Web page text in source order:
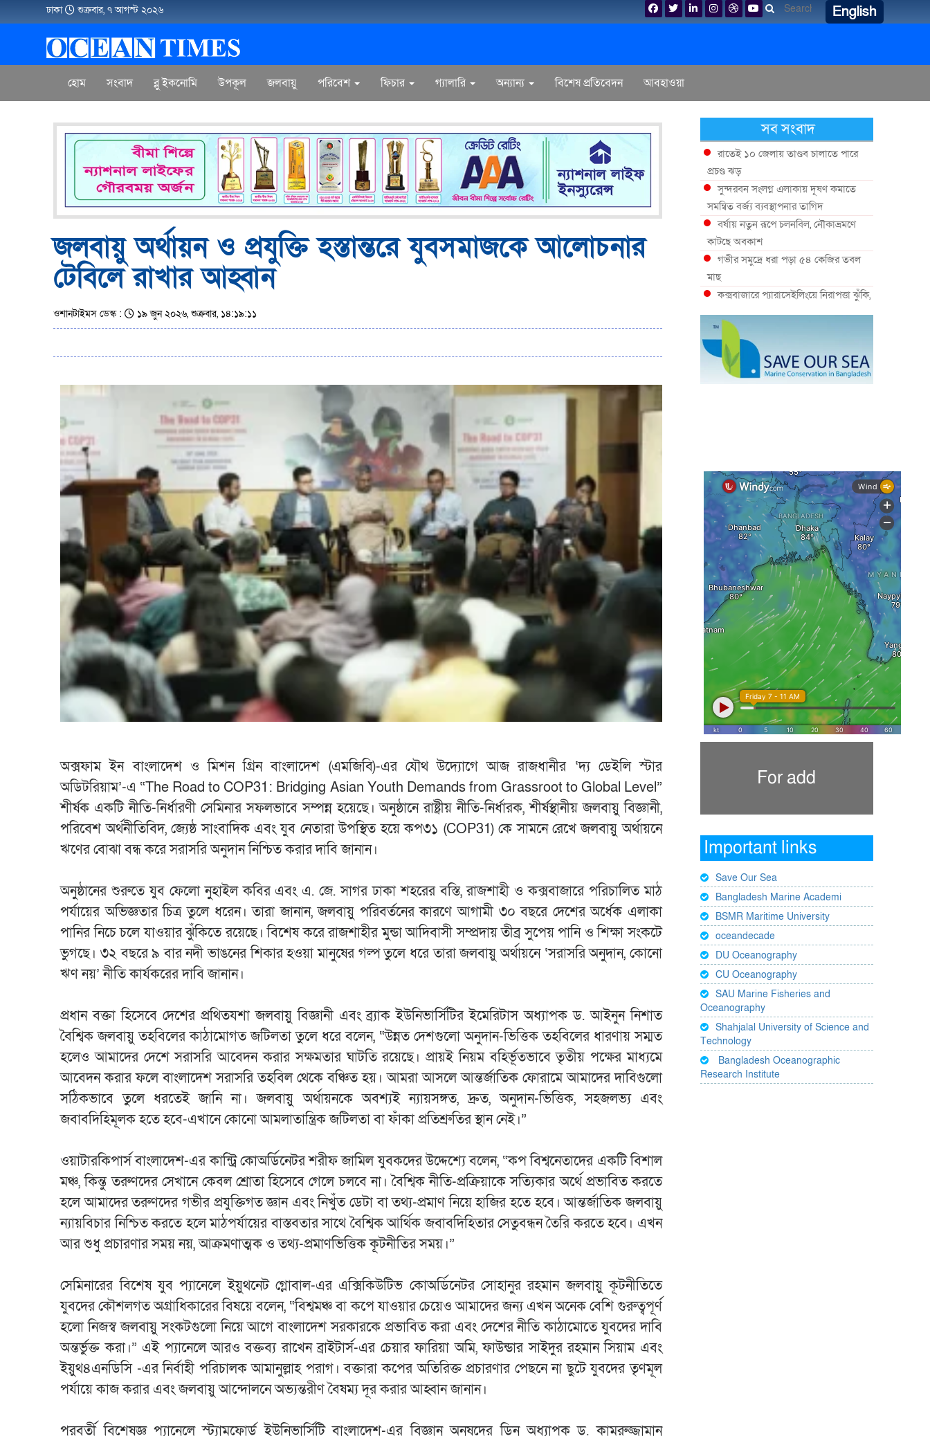
ঢাকা শুক্রবার, ৭ আগস্ট ২০২৬ English
হোম সংবাদ ব্লু ইকনোমি উপকূল জলবায়ু পরিবেশ ফিচার গ্যালারি অন্যান্য বিশেষ প্রতিবেদন আবহাওয়া
জলবায়ু অর্থায়ন ও প্রযুক্তি হস্তান্তরে যুবসমাজকে আলোচনার
টেবিলে রাখার আহ্বান
ওশানটাইমস ডেস্ক : ১৯ জুন ২০২৬, শুক্রবার, ১৪:১৯:১১
অক্সফাম ইন বাংলাদেশ ও মিশন গ্রিন বাংলাদেশ (এমজিবি)-এর যৌথ উদ্যোগে আজ রাজধানীর ‘দ্য ডেইলি স্টার
অডিটরিয়াম’-এ “The Road to COP31: Bridging Asian Youth Demands from Grassroot to Global Level”
শীর্ষক একটি নীতি-নির্ধারণী সেমিনার সফলভাবে সম্পন্ন হয়েছে। অনুষ্ঠানে রাষ্ট্রীয় নীতি-নির্ধারক, শীর্ষস্থানীয় জলবায়ু বিজ্ঞানী,
পরিবেশ অর্থনীতিবিদ, জ্যেষ্ঠ সাংবাদিক এবং যুব নেতারা উপস্থিত হয়ে কপ৩১ (COP31) কে সামনে রেখে জলবায়ু অর্থায়নে
ঋণের বোঝা বন্ধ করে সরাসরি অনুদান নিশ্চিত করার দাবি জানান।
অনুষ্ঠানের শুরুতে যুব ফেলো নুহাইল কবির এবং এ. জে. সাগর ঢাকা শহরের বস্তি, রাজশাহী ও কক্সবাজারে পরিচালিত মাঠ
পর্যায়ের অভিজ্ঞতার চিত্র তুলে ধরেন। তারা জানান, জলবায়ু পরিবর্তনের কারণে আগামী ৩০ বছরে দেশের অর্ধেক এলাকা
পানির নিচে চলে যাওয়ার ঝুঁকিতে রয়েছে। বিশেষ করে রাজশাহীর মুন্ডা আদিবাসী সম্প্রদায় তীব্র সুপেয় পানি ও শিক্ষা সংকটে
ভুগছে। ৩২ বছরে ৯ বার নদী ভাঙনের শিকার হওয়া মানুষের গল্প তুলে ধরে তারা জলবায়ু অর্থায়নে ‘সরাসরি অনুদান, কোনো
ঋণ নয়’ নীতি কার্যকরের দাবি জানান।
প্রধান বক্তা হিসেবে দেশের প্রথিতযশা জলবায়ু বিজ্ঞানী এবং ব্র্যাক ইউনিভার্সিটির ইমেরিটাস অধ্যাপক ড. আইনুন নিশাত
বৈশ্বিক জলবায়ু তহবিলের কাঠামোগত জটিলতা তুলে ধরে বলেন, “উন্নত দেশগুলো অনুদান-ভিত্তিক তহবিলের ধারণায় সম্মত
হলেও আমাদের দেশে সরাসরি আবেদন করার সক্ষমতার ঘাটতি রয়েছে। প্রায়ই নিয়ম বহির্ভূতভাবে তৃতীয় পক্ষের মাধ্যমে
আবেদন করার ফলে বাংলাদেশ সরাসরি তহবিল থেকে বঞ্চিত হয়। আমরা আসলে আন্তর্জাতিক ফোরামে আমাদের দাবিগুলো
সঠিকভাবে তুলে ধরতেই জানি না। জলবায়ু অর্থায়নকে অবশ্যই ন্যায়সঙ্গত, দ্রুত, অনুদান-ভিত্তিক, সহজলভ্য এবং
জবাবদিহিমূলক হতে হবে-এখানে কোনো আমলাতান্ত্রিক জটিলতা বা ফাঁকা প্রতিশ্রুতির স্থান নেই।”
ওয়াটারকিপার্স বাংলাদেশ-এর কান্ট্রি কোঅর্ডিনেটর শরীফ জামিল যুবকদের উদ্দেশ্যে বলেন, “কপ বিশ্বনেতাদের একটি বিশাল
মঞ্চ, কিন্তু তরুণদের সেখানে কেবল শ্রোতা হিসেবে গেলে চলবে না। বৈশ্বিক নীতি-প্রক্রিয়াকে সত্যিকার অর্থে প্রভাবিত করতে
হলে আমাদের তরুণদের গভীর প্রযুক্তিগত জ্ঞান এবং নিখুঁত ডেটা বা তথ্য-প্রমাণ নিয়ে হাজির হতে হবে। আন্তর্জাতিক জলবায়ু
ন্যায়বিচার নিশ্চিত করতে হলে মাঠপর্যায়ের বাস্তবতার সাথে বৈশ্বিক আর্থিক জবাবদিহিতার সেতুবন্ধন তৈরি করতে হবে। এখন
আর শুধু প্রচারণার সময় নয়, আক্রমণাত্মক ও তথ্য-প্রমাণভিত্তিক কূটনীতির সময়।”
সেমিনারের বিশেষ যুব প্যানেলে ইয়ুথনেট গ্লোবাল-এর এক্সিকিউটিভ কোঅর্ডিনেটর সোহানুর রহমান জলবায়ু কূটনীতিতে
যুবদের কৌশলগত অগ্রাধিকারের বিষয়ে বলেন, “বিশ্বমঞ্চ বা কপে যাওয়ার চেয়েও আমাদের জন্য এখন অনেক বেশি গুরুত্বপূর্ণ
হলো নিজস্ব জলবায়ু সংকটগুলো নিয়ে আগে বাংলাদেশ সরকারকে প্রভাবিত করা এবং দেশের নীতি কাঠামোতে যুবদের দাবি
অন্তর্ভুক্ত করা।” এই প্যানেলে আরও বক্তব্য রাখেন ব্রাইটার্স-এর চেয়ার ফারিয়া অমি, ফাউন্ডার সাইদুর রহমান সিয়াম এবং
ইয়ুথ৪এনডিসি -এর নির্বাহী পরিচালক আমানুল্লাহ পরাগ। বক্তারা কপের অতিরিক্ত প্রচারণার পেছনে না ছুটে যুবদের তৃণমূল
পর্যায়ে কাজ করার এবং জলবায়ু আন্দোলনে অভ্যন্তরীণ বৈষম্য দূর করার আহ্বান জানান।
পরবর্তী বিশেষজ্ঞ প্যানেলে স্ট্যামফোর্ড ইউনিভার্সিটি বাংলাদেশ-এর বিজ্ঞান অনুষদের ডিন অধ্যাপক ড. কামরুজ্জামান
সব সংবাদ
রাতেই ১০ জেলায় তাণ্ডব চালাতে পারে
প্রচণ্ড ঝড়
সুন্দরবন সংলগ্ন এলাকায় দূষণ কমাতে
সমন্বিত বর্জ্য ব্যবস্থাপনার তাগিদ
বর্ষায় নতুন রূপে চলনবিল, নৌকাভ্রমণে
কাটছে অবকাশ
গভীর সমুদ্রে ধরা পড়া ৫৪ কেজির তবল
মাছ
কক্সবাজারে প্যারাসেইলিংয়ে নিরাপত্তা ঝুঁকি,
নেই স্থায়ী পদক্ষেপ
১৩ জেলায় ঝোড়ো হাওয়া-বজ্রবৃষ্টির শঙ্কা,
নদীবন্দরে ১ নম্বর সতর্কসংকেত
দেশের ৫ জেলায় বন্যার শঙ্কা
দেশের বিভিন্ন অঞ্চলে বজ্রবৃষ্টির আভাস,
For add
Important links
Save Our Sea
Bangladesh Marine Academi
BSMR Maritime University
oceandecade
DU Oceanography
CU Oceanography
SAU Marine Fisheries and
Oceanography
Shahjalal University of Science and
Technology
Bangladesh Oceanographic
Research Institute